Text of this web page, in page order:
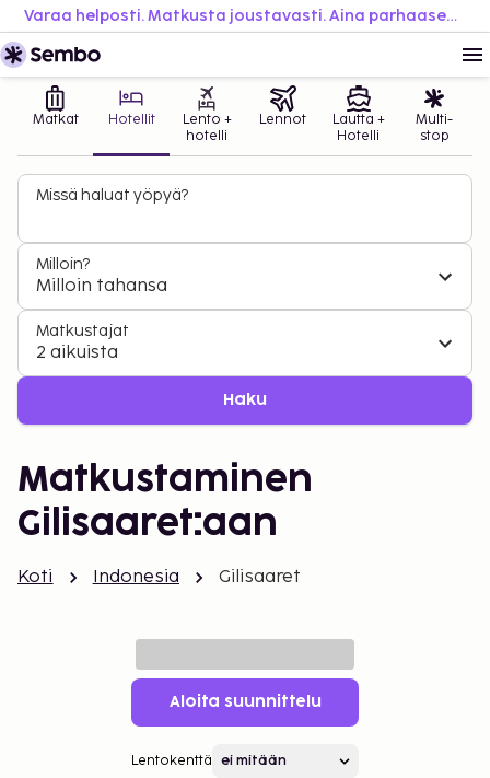
Varaa helposti. Matkusta joustavasti. Aina parhaaseen hintaan.
Matkat Hotellit
Lento +
hotelli
Lennot
Lautta +
Hotelli
Multi-
stop
Missä haluat yöpyä?
Milloin?
Milloin tahansa
Matkustajat
2 aikuista
Haku
Matkustaminen
Gilisaaret:aan
Koti Indonesia Gilisaaret
Aloita suunnittelu
Lentokenttä